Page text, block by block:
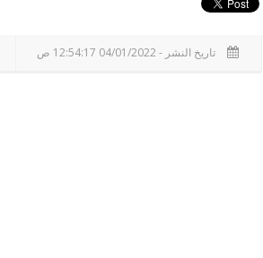
تاريخ النشر - 04/01/2022 12:54:17 ص